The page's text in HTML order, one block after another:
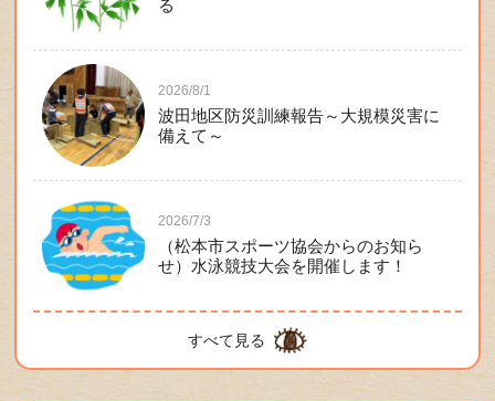
る
2026/8/1
波田地区防災訓練報告～大規模災害に
備えて～
2026/7/3
（松本市スポーツ協会からのお知ら
せ）水泳競技大会を開催します！
すべて見る